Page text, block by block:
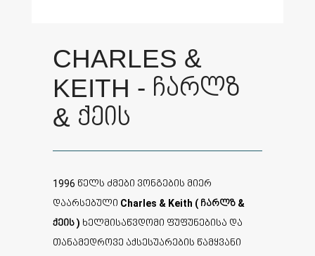
CHARLES &
KEITH - ჩარლზ
& ქეის
1996 წელს ძმები ვონგების მიერ
დაარსებული Charles & Keith ( ჩარლზ &
ქეის ) ხელმისაწვდომი ფუფუნებისა და
თანამედროვე აქსესუარების წამყვანი